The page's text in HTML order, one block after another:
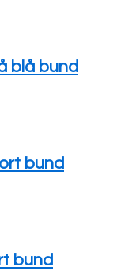
blå bund
bund
bund